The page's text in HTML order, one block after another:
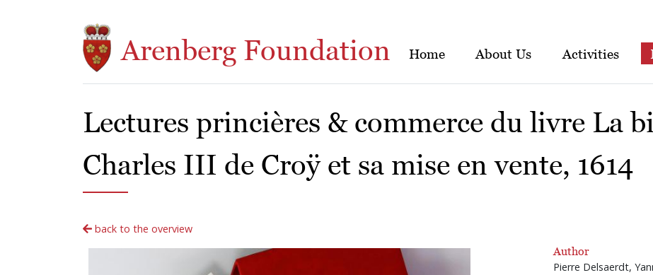
Arenberg Foundation Home About Us Activities
Lectures princières & commerce du livre La
Charles III de Croÿ et sa mise en vente, 1614
back to the overview
Author
Pierre Delsaerdt,